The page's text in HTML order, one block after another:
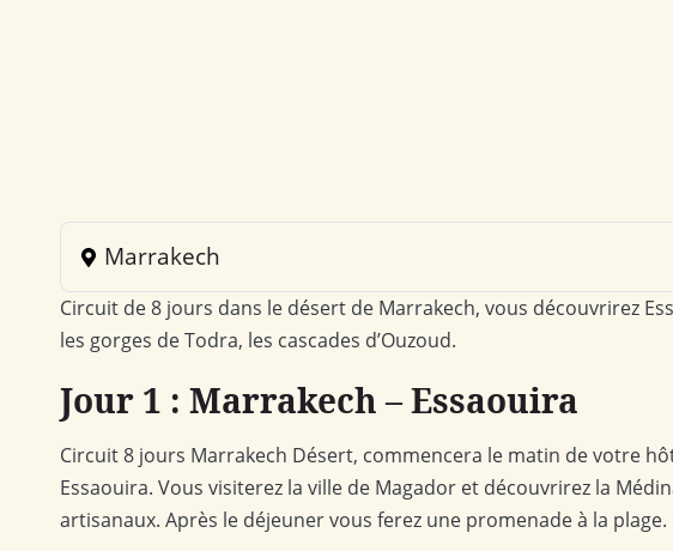
Marrakech
Circuit de 8 jours dans le désert de Marrakech, vous découvrirez
les gorges de Todra, les cascades d’Ouzoud.
Jour 1 : Marrakech – Essaouira
Circuit 8 jours Marrakech Désert, commencera le matin de votre
Essaouira. Vous visiterez la ville de Magador et découvrirez la
artisanaux. Après le déjeuner vous ferez une promenade à la plage.